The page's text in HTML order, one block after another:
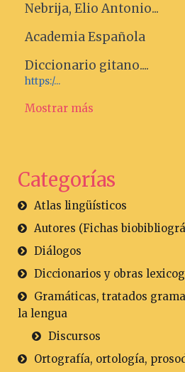
Nebrija, Elio Antonio...
Academia Española
Diccionario gitano....
https:/...
Mostrar más
Categorías
Atlas lingüísticos
Autores (Fichas
Diálogos
Diccionarios y obras
Gramáticas, tratados
la lengua
Discursos
Ortografía, ortología,